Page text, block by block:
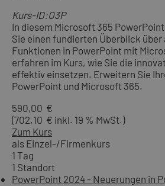
Kurs-ID:O3P
In diesem Microsoft 365
Sie einen fundierten Überblick über
Funktionen in PowerPoint mit
erfahren im Kurs, wie Sie die
effektiv einsetzen. Erweitern Sie
PowerPoint und Microsoft 365.
590,00 €
(702,10 € inkl. 19 % MwSt.)
Zum Kurs
als Einzel-/Firmenkurs
1 Tag
1 Standort
PowerPoint 2024 - Neuerungen in